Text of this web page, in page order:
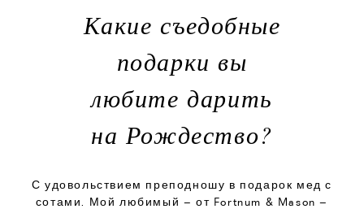
Какие съедобные
подарки вы
любите дарить
на Рождество?
С удовольствием преподношу в подарок мед с
сотами. Мой любимый – от Fortnum & Mason –